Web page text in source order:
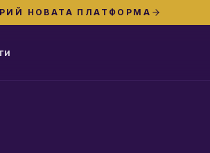
НОВАТА ПЛАТФОРМА